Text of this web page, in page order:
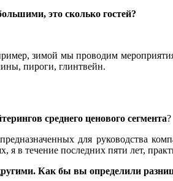
это сколько гостей?
зимой мы проводим
пироги, глинтвейн.
среднего ценового сегмента?
для руководства
я в течение последних пяти лет,
Как бы вы определили